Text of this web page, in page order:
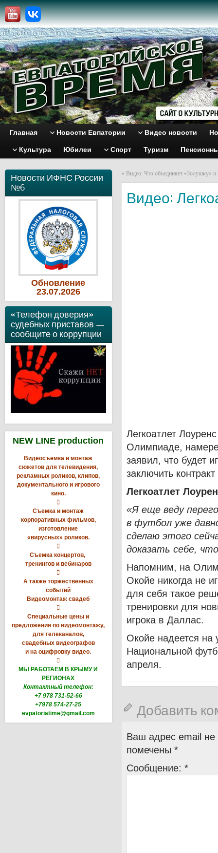
Главная Новости Евпатории Видео новости
Культура Юбилеи Спорт Туризм
Новости ИФНС России
№6
Обновление
23.07.2026
«Телефон доверия»
судебных приставов —
сообщите о коррупции
NEW LINE production
Видеосъемка и монтаж
сюжетов для телевидения,
рекламных роликов, клипов,
документального и игрового
кино.

Съемка и монтаж
корпоративных фильмов,
изготовление
«вирусных» роликов.

Съемка концертов,
тренингов и вебинаров

А также торжественных
событий
Видеомонтаж свадеб

Специальные цены и
предложения по видеомонтажу,
для телеканалов,
свадебных видеографов
и на оцифровку видео.

МЫ РАБОТАЕМ В КРЫМУ И
РЕГИОНАХ
Контактный телефон:
+7 978 731-52-66
+7978 574-27-25
evpatoriatime@gmail.com
« Видео: Что объединяет «Золушку» и
Видео:
Легкоатлет
Олимпиаде,
заявил, что будет
заключить
Легкоатлет
«Я еще веду
в футбол уже
сделаю этого
доказать себе,
Напомним, на
Окойе никогда не
для себя такое
тренировки для
игрока в Даллас.
Окойе надеется на
Национальной
апреля.
Добавить
Ваш адрес email не
помечены *
Сообщение: *